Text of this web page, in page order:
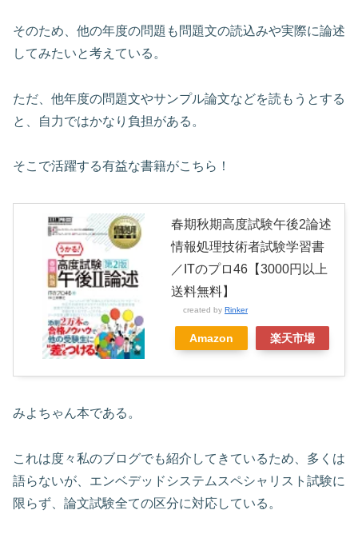
そのため、他の年度の問題も問題文の読込みや実際に論述
してみたいと考えている。
ただ、他年度の問題文やサンプル論文などを読もうとする
と、自力ではかなり負担がある。
そこで活躍する有益な書籍がこちら！
春期秋期高度試験午後2論述
情報処理技術者試験学習書
／ITのプロ46【3000円以上
送料無料】
created by Rinker
Amazon 楽天市場
みよちゃん本である。
これは度々私のブログでも紹介してきているため、多くは
語らないが、エンベデッドシステムスペシャリスト試験に
限らず、論文試験全ての区分に対応している。